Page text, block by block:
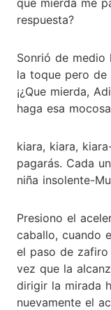
respuesta?
Sonrió de medio
la toque pero de
¡¿Que mierda,
haga esa
kiara, kiara,
pagarás. Cada
niña insolente-
Presiono el
caballo, cuando
el paso de
vez que la
dirigir la mirada
nuevamente el